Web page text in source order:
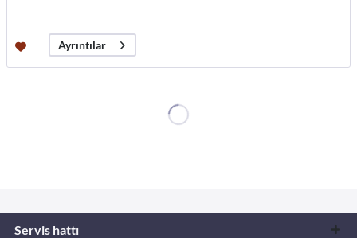
Ayrıntılar
Servis hattı